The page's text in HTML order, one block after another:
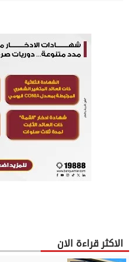
الاكثر قراءة الان